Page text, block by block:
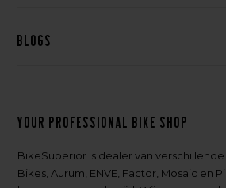
Blogs
Your professional bike shop
BikeSuperior is dealer van
Bikes, Aurum, ENVE, Factor, Mosaic en